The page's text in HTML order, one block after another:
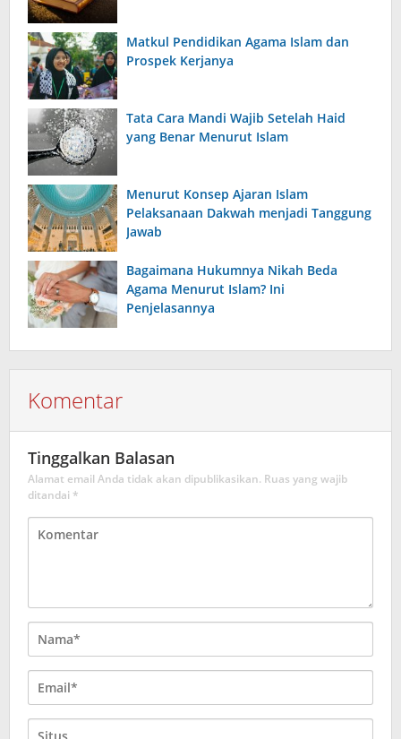
Matkul Pendidikan Agama Islam dan
Prospek Kerjanya
Tata Cara Mandi Wajib Setelah Haid
yang Benar Menurut Islam
Menurut Konsep Ajaran Islam
Pelaksanaan Dakwah menjadi Tanggung
Jawab
Bagaimana Hukumnya Nikah Beda
Agama Menurut Islam? Ini
Penjelasannya
Komentar
Tinggalkan Balasan
Alamat email Anda tidak akan dipublikasikan. Ruas yang wajib
ditandai *